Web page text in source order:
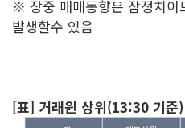
※ 장중 매매동향은 잠정치이
발생할수 있음
[표] 거래원 상위(13:30 기준)